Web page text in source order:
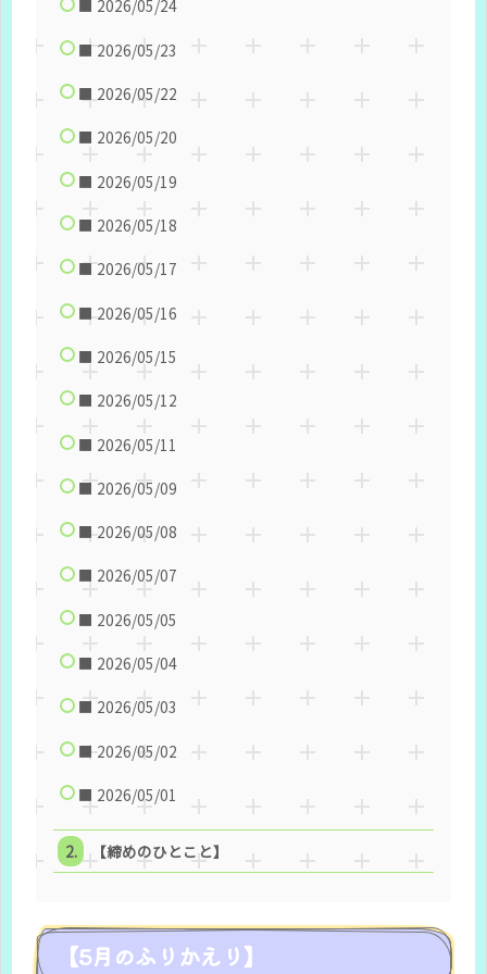
■ 2026/05/24
■ 2026/05/23
■ 2026/05/22
■ 2026/05/20
■ 2026/05/19
■ 2026/05/18
■ 2026/05/17
■ 2026/05/16
■ 2026/05/15
■ 2026/05/12
■ 2026/05/11
■ 2026/05/09
■ 2026/05/08
■ 2026/05/07
■ 2026/05/05
■ 2026/05/04
■ 2026/05/03
■ 2026/05/02
■ 2026/05/01
【締めのひとこと】
【5月のふりかえり】